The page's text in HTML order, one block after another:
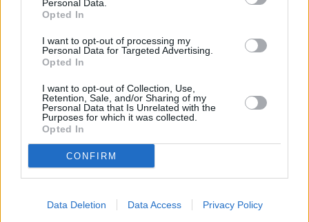
Personal Data.
Opted In
I want to opt-out of processing my
Personal Data for Targeted Advertising.
Opted In
I want to opt-out of Collection, Use,
Retention, Sale, and/or Sharing of my
Personal Data that Is Unrelated with the
Purposes for which it was collected.
Opted In
CONFIRM
Data Deletion Data Access Privacy Policy
Shot Caller
Jacob landet nach einem Unfall im Gefängnis - und geht
die...
Spielfilm/ Thriller
Shot Caller
die...
Shot Caller